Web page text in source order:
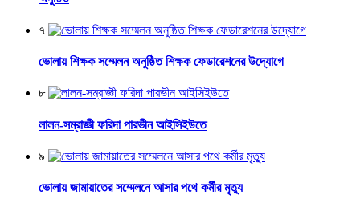
৭
ভোলায় শিক্ষক সম্মেলন অনুষ্ঠিত শিক্ষক ফেডারেশনের উদ্যোগে
৮
লালন-সম্রাজ্ঞী ফরিদা পারভীন আইসিইউতে
৯
ভোলায় জামায়াতের সম্মেলনে আসার পথে কর্মীর মৃত্যু